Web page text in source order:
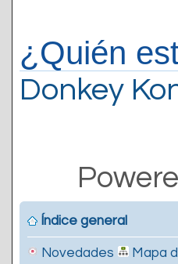
¿Quién
Donkey
Índice general
Novedades Mapa